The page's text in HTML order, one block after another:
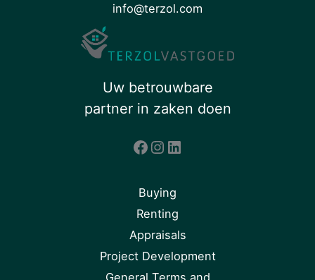
info@terzol.com
Uw betrouwbare
partner in zaken doen
Facebook
Instagram
LinkedIn
Buying
Renting
Appraisals
Project Development
General Terms and